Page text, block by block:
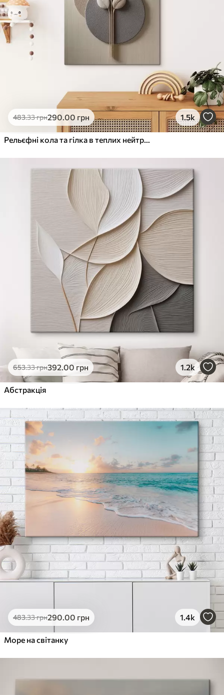
483.33грн290.00 грн 1.5k
Рельєфні кола та гілка в теплих нейтральних тонах
653.33грн392.00 грн 1.2k
Абстракція
483.33грн290.00 грн 1.4k
Море на світанку